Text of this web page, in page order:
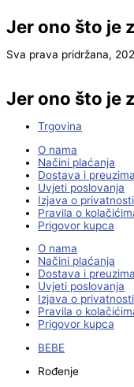
Jer ono što je
Sva prava pridržana,
Jer ono što je
Trgovina
O nama
Načini plaćanja
Dostava i
Uvjeti poslovanja
Izjava o privatnosti
Pravila o
Prigovor kupca
O nama
Načini plaćanja
Dostava i
Uvjeti poslovanja
Izjava o privatnosti
Pravila o
Prigovor kupca
BEBE
Rođenje